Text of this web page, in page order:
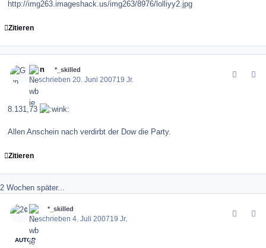
http://img263.imageshack.us/img263/8976/lolliyy2.jpg
Zitieren
Gun *_skilled
Geschrieben20. Juni 200719 Jr.
8.131,73
Allen Anschein nach verdirbt der Dow die Party.
Zitieren
2 Wochen später...
2¢ *_skilled
Geschrieben4. Juli 200719 Jr.
AUTOR